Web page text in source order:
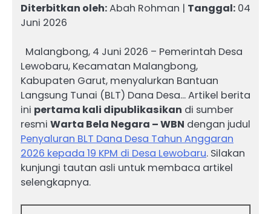
Diterbitkan oleh:Abah Rohman | Tanggal: 04
Juni 2026
Malangbong, 4 Juni 2026 – Pemerintah Desa
Lewobaru, Kecamatan Malangbong,
Kabupaten Garut, menyalurkan Bantuan
Langsung Tunai (BLT) Dana Desa… Artikel berita
ini pertama kali dipublikasikan di sumber
resmi Warta Bela Negara – WBN dengan judul
Penyaluran BLT Dana Desa Tahun Anggaran
2026 kepada 19 KPM di Desa Lewobaru. Silakan
kunjungi tautan asli untuk membaca artikel
selengkapnya.